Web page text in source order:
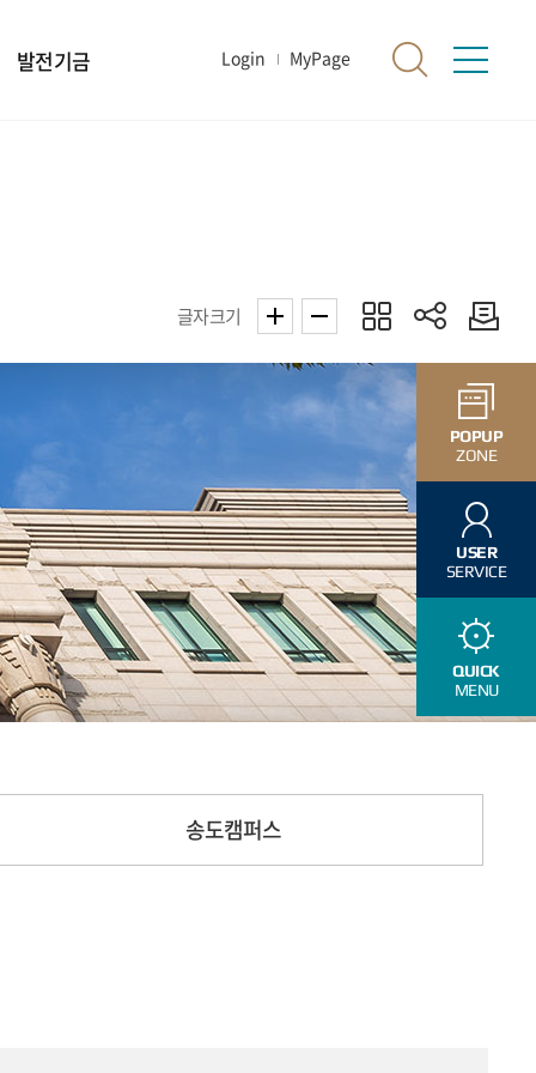
발전기금 Login MyPage
POPUP
ZONE
USER
SERVICE
QUICK
MENU
글자크기
송도캠퍼스